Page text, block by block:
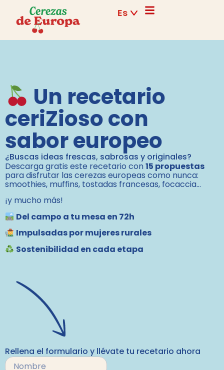
Es
Un recetario
ceriZioso con
sabor europeo
¿Buscas ideas frescas, sabrosas y originales?
Descarga gratis este recetario con 15 propuestas
para disfrutar las cerezas europeas como nunca:
smoothies, muffins, tostadas francesas, focaccia…
¡y mucho más!
Del campo a tu mesa en 72h
Impulsadas por mujeres rurales
Sostenibilidad en cada etapa
Rellena el formulario y llévate tu recetario ahora